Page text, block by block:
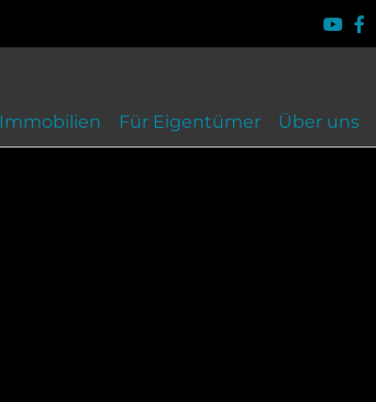
Immobilien Für Eigentümer Über uns